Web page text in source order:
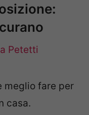
Petetti
meglio fare per
casa.